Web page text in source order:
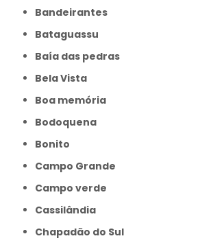
Bandeirantes
Bataguassu
Baía das pedras
Bela Vista
Boa memória
Bodoquena
Bonito
Campo Grande
Campo verde
Cassilândia
Chapadão do Sul